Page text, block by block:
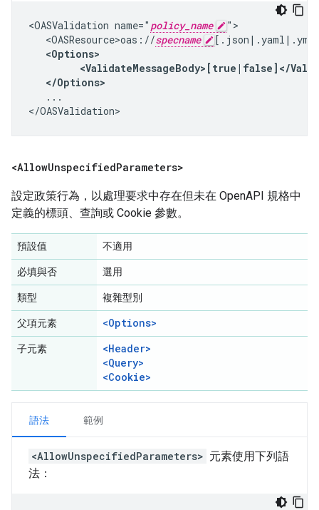
<OASValidation name=" policy_name
">
   <OASResource>oas://
specname
<Options>
<ValidateMessageBody>[true|false]</
   </Options>
   ...
</OASValidation>
<AllowUnspecifiedParameters>
設定政策行為，以處理要求中存在但未在 OpenAPI 規格中
定義的標頭、查詢或 Cookie 參數。
預設值 不適用
必填與否 選用
類型 複雜型別
父項元素 <Options>
子元素
<Header>
<Query>
<Cookie>
語法 範例
<AllowUnspecifiedParameters> 元素使用下列語
法：